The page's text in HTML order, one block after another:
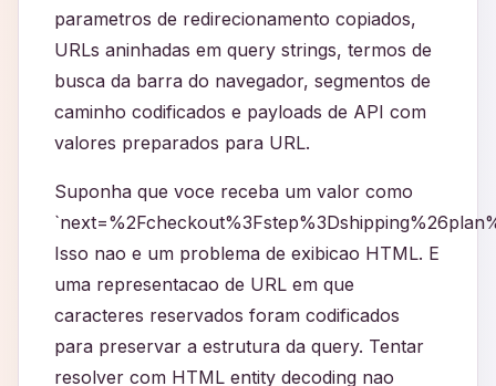
parametros de redirecionamento copiados,
URLs aninhadas em query strings, termos de
busca da barra do navegador, segmentos de
caminho codificados e payloads de API com
valores preparados para URL.
Suponha que voce receba um valor como
Isso nao e um problema de exibicao HTML. E
uma representacao de URL em que
caracteres reservados foram codificados
para preservar a estrutura da query. Tentar
resolver com HTML entity decoding nao